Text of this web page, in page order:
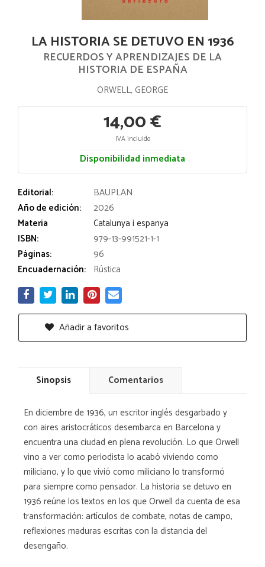
LA HISTORIA SE DETUVO EN 1936
RECUERDOS Y APRENDIZAJES DE LA
HISTORIA DE ESPAÑA
ORWELL, GEORGE
14,00 €
IVA incluido
Disponibilidad inmediata
Editorial:
BAUPLAN
Año de edición:
2026
Materia
Catalunya i espanya
ISBN:
979-13-991521-1-1
Páginas:
96
Encuadernación: Rústica
Añadir a favoritos
Sinopsis Comentarios
En diciembre de 1936, un escritor inglés desgarbado y
con aires aristocráticos desembarca en Barcelona y
encuentra una ciudad en plena revolución. Lo que Orwell
vino a ver como periodista lo acabó viviendo como
miliciano, y lo que vivió como miliciano lo transformó
para siempre como pensador. La historia se detuvo en
1936 reúne los textos en los que Orwell da cuenta de esa
transformación: artículos de combate, notas de campo,
reflexiones maduras escritas con la distancia del
desengaño.